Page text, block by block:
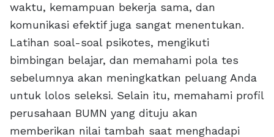
waktu, kemampuan bekerja sama, dan
komunikasi efektif juga sangat menentukan.
Latihan soal-soal psikotes, mengikuti
bimbingan belajar, dan memahami pola tes
sebelumnya akan meningkatkan peluang Anda
untuk lolos seleksi. Selain itu, memahami profil
perusahaan BUMN yang dituju akan
memberikan nilai tambah saat menghadapi